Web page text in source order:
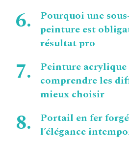
Pourquoi une
peinture est
résultat pro
Peinture acrylique
comprendre les
mieux choisir
Portail en fer
l’élégance